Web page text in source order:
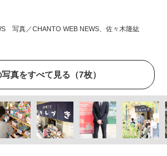
写真／CHANTO WEB NEWS、佐々木隆紘
真をすべて見る（7枚）